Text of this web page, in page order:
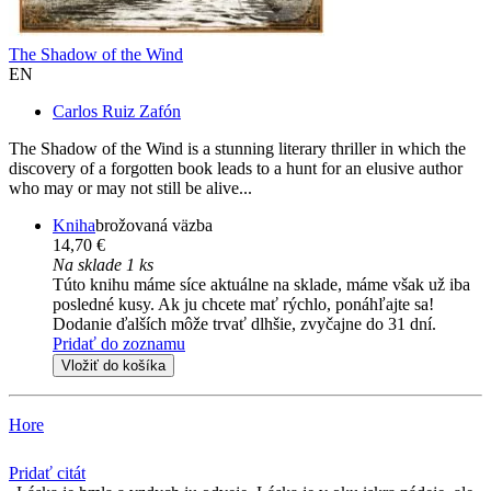
The Shadow of the Wind
EN
Carlos Ruiz Zafón
The Shadow of the Wind is a stunning literary thriller in which the
discovery of a forgotten book leads to a hunt for an elusive author
who may or may not still be alive...
Knihabrožovaná väzba
14,70 €
Na sklade 1 ks
Túto knihu máme síce aktuálne na sklade, máme však už iba
posledné kusy. Ak ju chcete mať rýchlo, ponáhľajte sa!
Dodanie ďalších môže trvať dlhšie, zvyčajne do 31 dní.
Pridať do zoznamu
Vložiť do košíka
Hore
Pridať citát